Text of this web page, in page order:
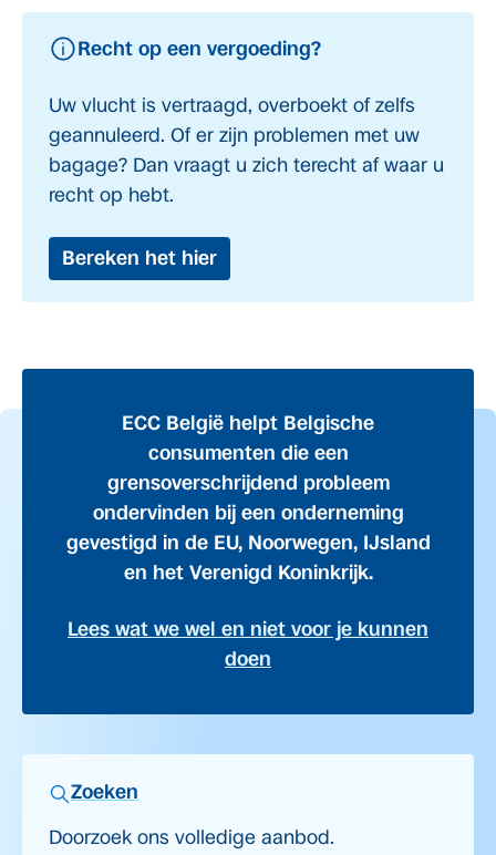
Recht op een vergoeding?
Uw vlucht is vertraagd, overboekt of zelfs
geannuleerd. Of er zijn problemen met uw
bagage? Dan vraagt u zich terecht af waar u
recht op hebt.
Bereken het hier
ECC België helpt Belgische
consumenten die een
grensoverschrijdend probleem
ondervinden bij een onderneming
gevestigd in de EU, Noorwegen, IJsland
en het Verenigd Koninkrijk.
Lees wat we wel en niet voor je kunnen
doen
Zoeken
Doorzoek ons volledige aanbod.